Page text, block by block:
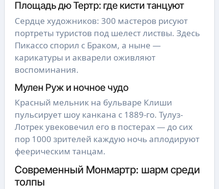
Площадь дю Тертр: где кисти танцуют
Сердце художников: 300 мастеров рисуют
портреты туристов под шелест листвы. Здесь
Пикассо спорил с Браком, а ныне —
карикатуры и акварели оживляют
воспоминания.
Мулен Руж и ночное чудо
Красный мельник на бульваре Клиши
пульсирует шоу канкана с 1889-го. Тулуз-
Лотрек увековечил его в постерах — до сих
пор 1000 зрителей каждую ночь аплодируют
феерическим танцам.
Современный Монмартр: шарм среди
толпы